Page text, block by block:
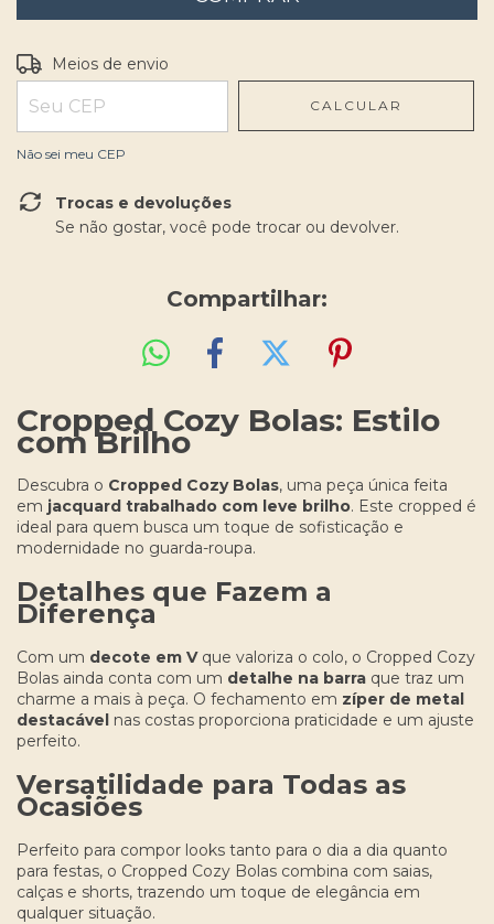
Entregas para o CEP:
Meios de envio
CALCULAR
Não sei meu CEP
Trocas e devoluções
Se não gostar, você pode trocar ou devolver.
Compartilhar:
Cropped Cozy Bolas: Estilo
com Brilho
Descubra o Cropped Cozy Bolas, uma peça única feita
em jacquard trabalhado com leve brilho. Este cropped é
ideal para quem busca um toque de sofisticação e
modernidade no guarda-roupa.
Detalhes que Fazem a
Diferença
Com um decote em Vque valoriza o colo, o Cropped Cozy
Bolas ainda conta com um detalhe na barra que traz um
charme a mais à peça. O fechamento em zíper de metal
destacável nas costas proporciona praticidade e um ajuste
perfeito.
Versatilidade para Todas as
Ocasiões
Perfeito para compor looks tanto para o dia a dia quanto
para festas, o Cropped Cozy Bolas combina com saias,
calças e shorts, trazendo um toque de elegância em
qualquer situação.